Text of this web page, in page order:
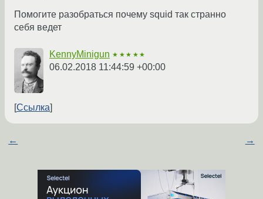
Помогите разобраться почему squid так странно
себя ведет
KennyMinigun ★★★★★
06.02.2018 11:44:59 +00:00
Ссылка
← →